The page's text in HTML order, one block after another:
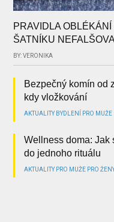
PRAVIDLA
ŠATNÍKU
BY: VERONIKA
Bezpečný komín od
kdy vložkování
AKTUALITY BYDLENÍ PRO MUŽE
Wellness doma: Jak
do jednoho rituálu
AKTUALITY PRO MUŽE PRO